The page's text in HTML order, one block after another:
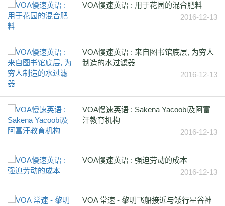
VOA慢速英语 : 用于花园的混合肥料
2016-12-13
VOA慢速英语 : 来自图书馆底层, 为穷人
制造的水过滤器
2016-12-13
VOA慢速英语 : Sakena Yacoobi及阿富
汗教育机构
2016-12-13
VOA慢速英语 : 强迫劳动的成本
2016-12-13
VOA 常速 - 黎明飞船接近与矮行星谷神